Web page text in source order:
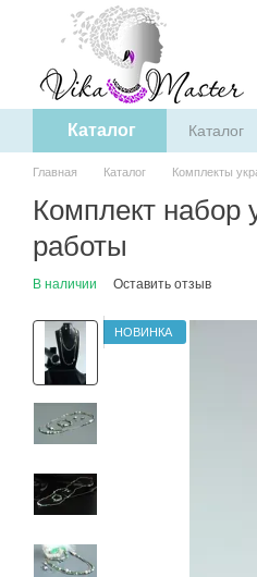
Перейти к основному контенту
Каталог Каталог
Главная Каталог Комплекты
Комплект
работы
В наличии Оставить отзыв
НОВИНКА